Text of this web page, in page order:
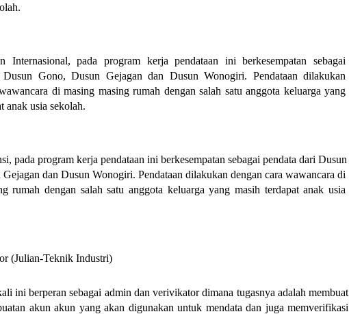
Internasional, pada program kerja pendataan ini berkesempatan sebagai
Dusun Gono, Dusun Gejagan dan Dusun Wonogiri. Pendataan dilakukan
di masing masing rumah dengan salah satu anggota keluarga yang
anak usia sekolah.
pada program kerja pendataan ini berkesempatan sebagai pendata dari Dusun
dan Dusun Wonogiri. Pendataan dilakukan dengan cara wawancara di
rumah dengan salah satu anggota keluarga yang masih terdapat anak usia
(Julian-Teknik Industri)
ini berperan sebagai admin dan verivikator dimana tugasnya adalah membuat
akun akun yang akan digunakan untuk mendata dan juga memverifikasi